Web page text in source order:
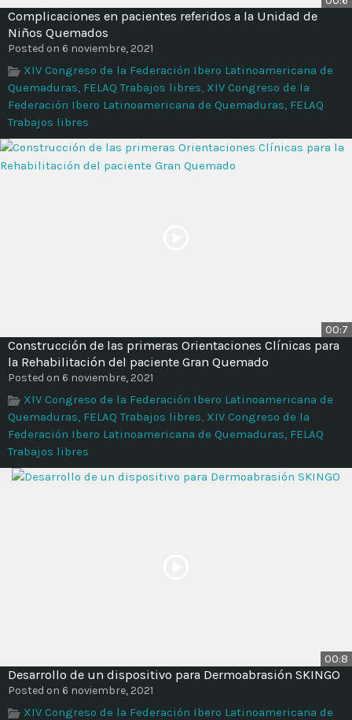
Time
Complicaciones en pacientes referidos a la Unidad de
Niños Quemados
Posted on 6 noviembre, 2021
XIV Congreso de la Federación Ibero Latinoamericana de
Quemaduras, FELAQ Trabajos libres, XIV Congreso de la
Federación Ibero Latinoamericana de Quemaduras, FELAQ
Trabajos libres
00:7
Construcción de las primeras Orientaciones Clínicas para
la Rehabilitación del paciente Gran Quemado
Posted on 6 noviembre, 2021
XIV Congreso de la Federación Ibero Latinoamericana de
Quemaduras, FELAQ Trabajos libres, XIV Congreso de la
Federación Ibero Latinoamericana de Quemaduras, FELAQ
Trabajos libres
00:8
Desarrollo de un dispositivo para Dermoabrasión SKINGO
Posted on 6 noviembre, 2021
XIV Congreso de la Federación Ibero Latinoamericana de